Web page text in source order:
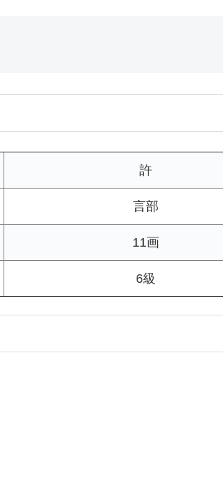
許
言部
11画
6級